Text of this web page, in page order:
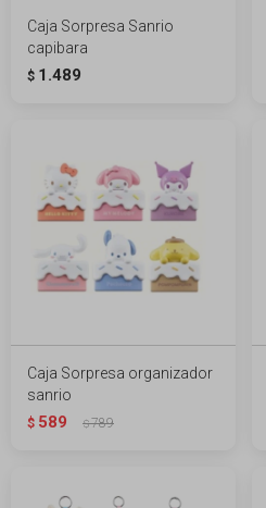
Caja Sorpresa Sanrio
capibara
$ 1.489
Caja Sorpresa organizador
sanrio
$ 589 $789